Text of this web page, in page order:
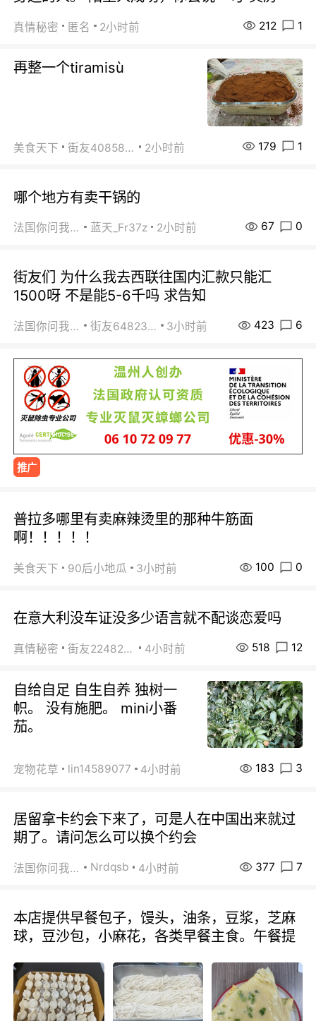
真情秘密 匿名 2小时前 212 1
再整一个tiramisù
美食天下 街友40858442 2小时前 179 1
哪个地方有卖干锅的
法国你问我答 蓝天_Fr37z 2小时前 67 0
街友们 为什么我去西联往国内汇款只能汇
1500呀 不是能5-6千吗 求告知
法国你问我答 街友64823891 3小时前 423 6
推广
普拉多哪里有卖麻辣烫里的那种牛筋面
啊！！！！！
美食天下 90后小地瓜 3小时前 100 0
在意大利没车证没多少语言就不配谈恋爱吗
真情秘密 街友22482465 4小时前 518 12
自给自足 自生自养 独树一
帜。 没有施肥。 mini小番
茄。
宠物花草 lin14589077 4小时前 183 3
居留拿卡约会下来了，可是人在中国出来就过
期了。请问怎么可以换个约会
法国你问我答 Nrdqsb 4小时前 377 7
本店提供早餐包子，馒头，油条，豆浆，芝麻
球，豆沙包，小麻花，各类早餐主食。午餐提